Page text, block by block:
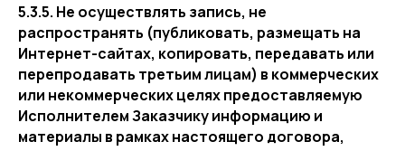
5.3.5. Не осуществлять запись, не
распространять (публиковать, размещать на
Интернет-сайтах, копировать, передавать или
перепродавать третьим лицам) в коммерческих
или некоммерческих целях предоставляемую
Исполнителем Заказчику информацию и
материалы в рамках настоящего договора,